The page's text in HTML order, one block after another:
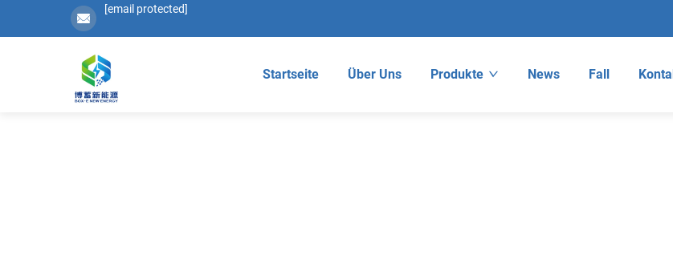
[email protected]
Startseite Über Uns Produkte News Fall